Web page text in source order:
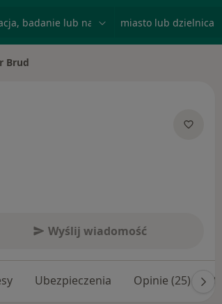
Brud
Wyślij wiadomość
Ubezpieczenia Opinie (25)